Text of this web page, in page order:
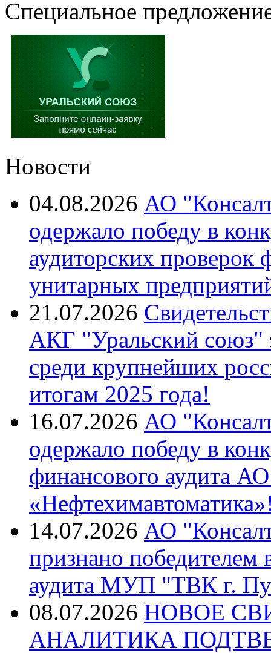
Специальное
Новости
04.08.2026 АО
одержало победу в
аудиторских проверок
унитарных
21.07.2026
АКГ "Уральский союз"
среди крупнейших
итогам 2025 года!
16.07.2026 АО
одержало победу в
финансового аудита
14.07.2026 АО
признано победителем
аудита МУП "ТВК г.
08.07.2026 НОВОЕ
АНАЛИТИКА